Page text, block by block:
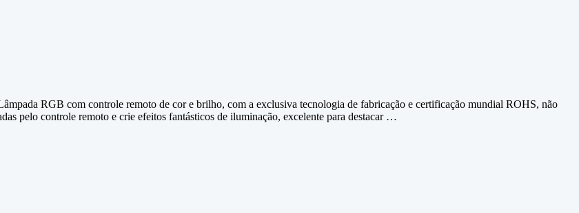
RGB com controle remoto de cor e brilho, com a exclusiva tecnologia de fabricação e certificação mundial ROHS, não
pelo controle remoto e crie efeitos fantásticos de iluminação, excelente para destacar …